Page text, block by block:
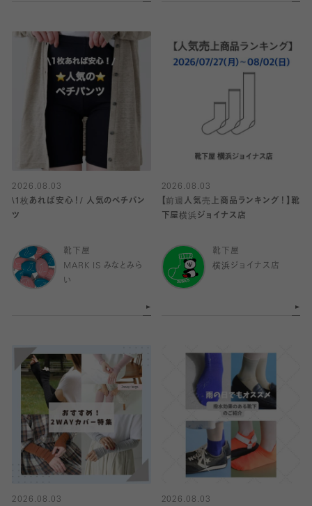
2026.08.03
\1枚あれば安心！/ 人気のペチパン
ツ
靴下屋
MARK IS みなとみら
い
2026.08.03
【前週人気売上商品ランキング！】靴
下屋横浜ジョイナス店
靴下屋
横浜ジョイナス店
2026.08.03
2026.08.03